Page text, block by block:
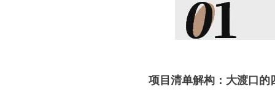
项目清单解构：大渡口的